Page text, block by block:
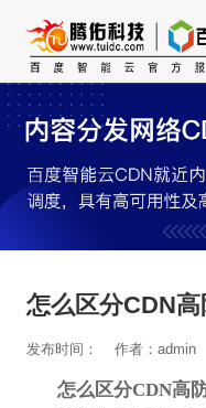
怎么区分CDN
发布时间： 作者：admin
怎么区分CDN高